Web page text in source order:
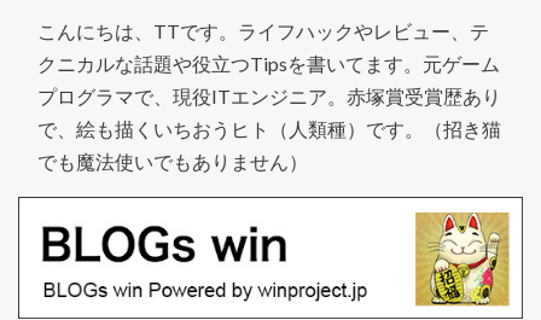
こんにちは、TTです。ライフハックやレビュー、テ
クニカルな話題や役立つTipsを書いてます。元ゲーム
プログラマで、現役ITエンジニア。赤塚賞受賞歴あり
で、絵も描くいちおうヒト（人類種）です。（招き猫
でも魔法使いでもありません）